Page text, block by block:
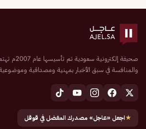
صحيفة
والمنافسة في سبق الأخبار بمهنية ومصداقية
★اجعل «عاجل» مصدرك المفضل في قوقل